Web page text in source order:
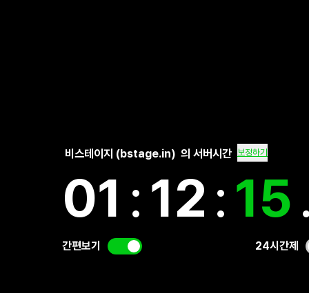
비스테이지 (bstage.in) 의 서버시간 보정하기
01 :12 :15
간편보기 24시간제